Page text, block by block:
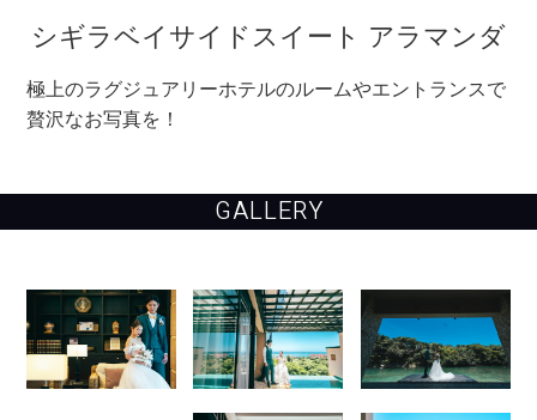
シギラベイサイドスイート アラマンダ
極上のラグジュアリーホテルのルームやエントランスで
贅沢なお写真を！
GALLERY